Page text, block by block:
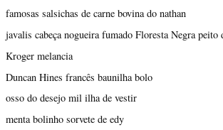
famosas salsichas de carne bovina do nathan
javalis cabeça nogueira fumado Floresta Negra peito
Kroger melancia
Duncan Hines francês baunilha bolo
osso do desejo mil ilha de vestir
menta bolinho sorvete de edy